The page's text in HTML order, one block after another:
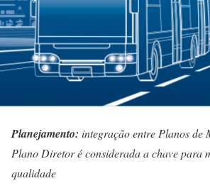
Planejamento: integração entre Planos de
Plano Diretor é considerada a chave para
qualidade